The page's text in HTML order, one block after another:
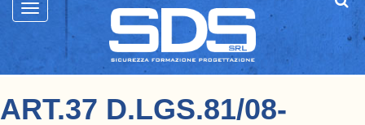
Mostra
Menu
ART.37 D.LGS.81/08-